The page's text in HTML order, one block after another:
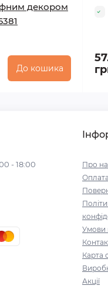
декором
До кошика
- 18:00
Про
Умови
Карта
Акції